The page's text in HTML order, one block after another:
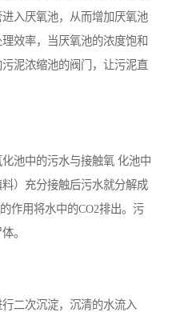
入厌氧池，从而增加厌氧池
效率，当厌氧池的浓度饱和
泥浓缩池的阀门，让污泥直
池中的污水与接触氧 化池中
）充分接触后污水就分解成
作用将水中的CO2排出。污
。
二次沉淀，沉清的水流入